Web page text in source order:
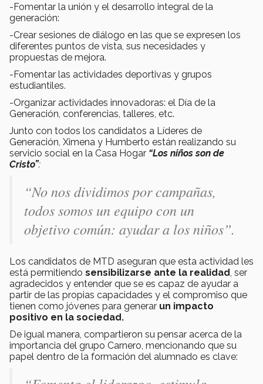
-Fomentar la unión y el desarrollo integral de la
generación:
-Crear sesiones de diálogo en las que se expresen los
diferentes puntos de vista, sus necesidades y
propuestas de mejora.
-Fomentar las actividades deportivas y grupos
estudiantiles.
-Organizar actividades innovadoras: el Día de la
Generación, conferencias, talleres, etc.
Junto con todos los candidatos a Líderes de
Generación, Ximena y Humberto están realizando su
servicio social en la Casa Hogar “Los niños son de
Cristo”:
“No nos dividimos por campañas,
todos somos un equipo con un
objetivo común: ayudar a los niños”.
Los candidatos de MTD aseguran que esta actividad les
está permitiendo sensibilizarse ante la realidad , ser
agradecidos y entender que se es capaz de ayudar a
partir de las propias capacidades y el compromiso que
tienen como jóvenes para generar un impacto
positivo en la sociedad.
De igual manera, compartieron su pensar acerca de la
importancia del grupo Carnero, mencionando que su
papel dentro de la formación del alumnado es clave: